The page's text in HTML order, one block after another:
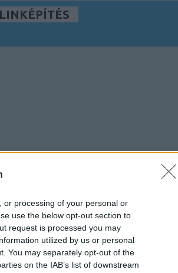
or processing of your personal or
use the below opt-out section to
request is processed you may
utilized by us or personal
You may separately opt-out of the
on the IAB’s list of downstream
LINKÉPÍTÉS